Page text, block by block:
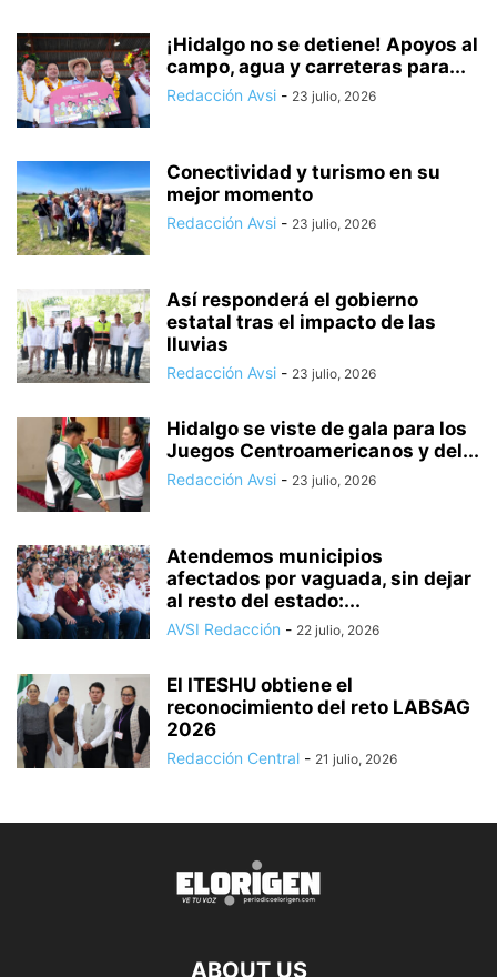
¡Hidalgo no se detiene! Apoyos al
campo, agua y carreteras para...
Redacción Avsi - 23 julio, 2026
Conectividad y turismo en su
mejor momento
Redacción Avsi - 23 julio, 2026
Así responderá el gobierno
estatal tras el impacto de las
lluvias
Redacción Avsi - 23 julio, 2026
Hidalgo se viste de gala para los
Juegos Centroamericanos y del...
Redacción Avsi - 23 julio, 2026
Atendemos municipios
afectados por vaguada, sin dejar
al resto del estado:...
AVSI Redacción - 22 julio, 2026
El ITESHU obtiene el
reconocimiento del reto LABSAG
2026
Redacción Central - 21 julio, 2026
ABOUT US